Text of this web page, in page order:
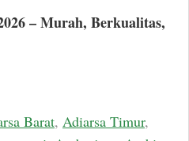
– Murah, Berkualitas,
Barat, Adiarsa Timur,